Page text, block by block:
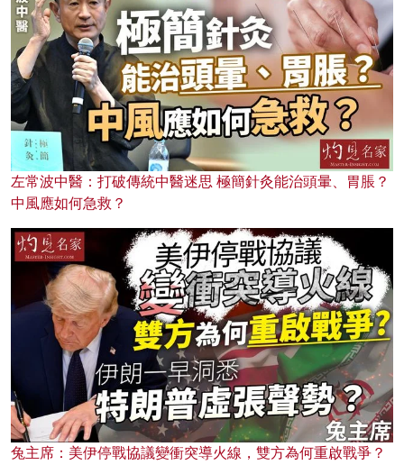
左常波中醫：打破傳統中醫迷思 極簡針灸能治頭暈、胃脹？
中風應如何急救？
兔主席：美伊停戰協議變衝突導火線，雙方為何重啟戰爭？